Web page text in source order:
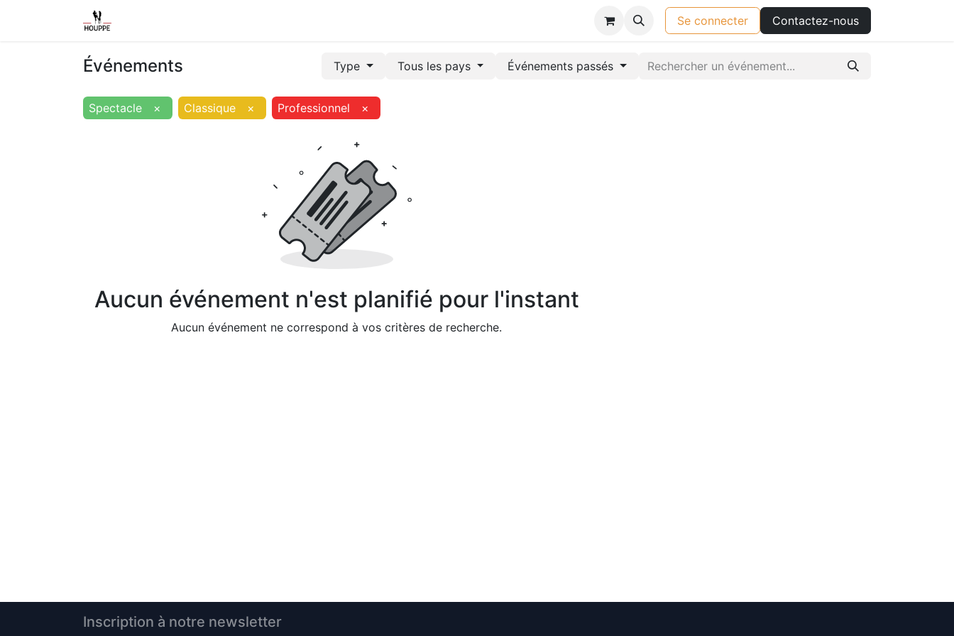
Se connecter Contactez-nous
Événements Type Tous les pays Événements passés
Spectacle × Classique × Professionnel ×
Aucun événement n'est planifié pour l'instant
Aucun événement ne correspond à vos critères de recherche.
Inscription à notre newsletter